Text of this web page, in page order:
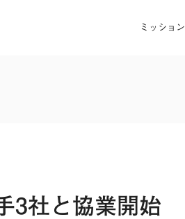
ミッション
3社と協業開始